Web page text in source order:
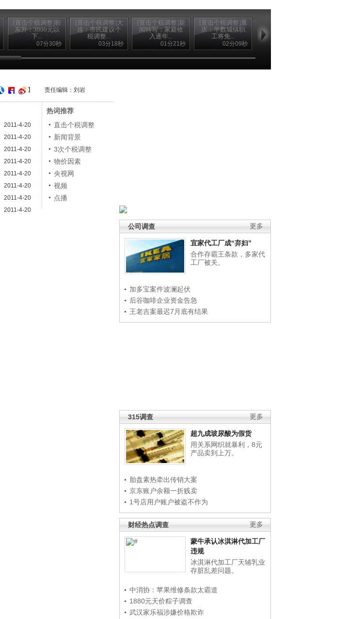
[直击个税调整]靳
东升：3000元以
下...
07分30秒
[直击个税调整]大
连：市民建议个
税调整...
03分18秒
[直击个税调整]新
闻特写：家庭收
入逐年...
01分21秒
[直击个税调整]重
庆：半数城镇职
工将免...
02分09秒
怡建：个税调整
更多
公司调查
宜家代工厂成“弃妇”
合作存霸王条款，多家代
工厂被关。
加多宝案件波澜起伏
后谷咖啡企业资金告急
王老吉案最迟7月底有结果
更多
315调查
超九成玻尿酸为假货
用关系网织就暴利，8元
产品卖到上万。
胎盘素热牵出传销大案
京东账户余额一折贱卖
1号店用户账户被盗不作为
更多
财经热点调查
蒙牛承认冰淇淋代加工厂
违规
冰淇淋代加工厂天辅乳业
存脏乱差问题。
中消协：苹果维修条款太霸道
1880元天价粽子调查
武汉家乐福涉嫌价格欺诈
】 责任编辑：刘岩
2011-4-20
2011-4-20
2011-4-20
2011-4-20
2011-4-20
2011-4-20
2011-4-20
2011-4-20
热词推荐
直击个税调整
新闻背景
3次个税调整
物价因素
央视网
视频
点播